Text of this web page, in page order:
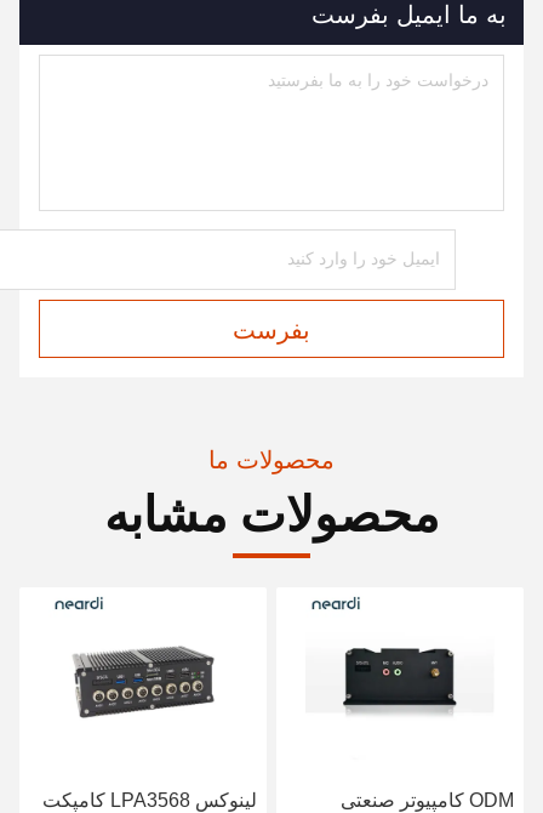
به ما ایمیل بفرست
بفرست
محصولات ما
محصولات مشابه
ODM کامپیوتر صنعتی
لینوکس LPA3568 کامپکت